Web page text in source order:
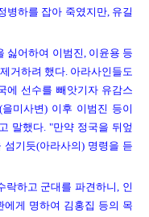
병하를 잡아 죽였지만, 유길
싫어하여 이범진, 이윤용 등
거하려 했다. 아라사인들도
에 선수를 빼앗기자 유감스
미사변) 이후 이범진 등이
말했다. "만약 정국을 뒤엎
기듯(아라사의) 명령을 듣
락하고 군대를 파견하니, 인
에게 명하여 김홍집 등의 목